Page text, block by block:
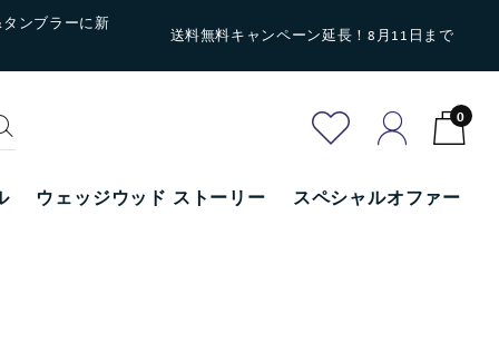
ンブラーに新
送料無料キャンペーン延長！8月11日まで
0
ウェッジウッド ストーリー スペシャルオファー